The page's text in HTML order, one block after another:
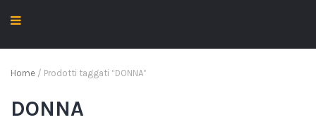
Home / Prodotti taggati “DONNA”
DONNA